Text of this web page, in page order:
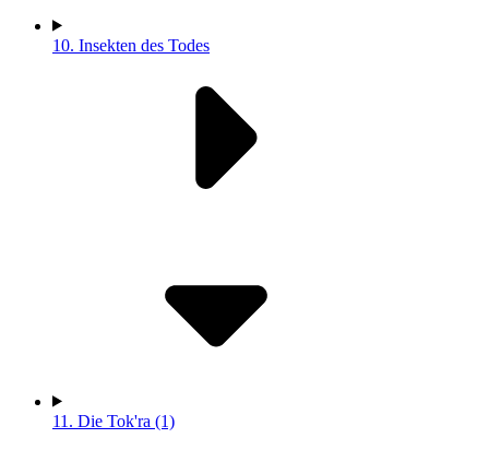
10. Insekten des Todes
11. Die Tok'ra (1)